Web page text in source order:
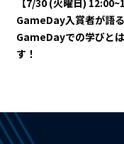
【7/30 (火曜日)
GameDay入賞者が語
GameDayでの学びと
す！